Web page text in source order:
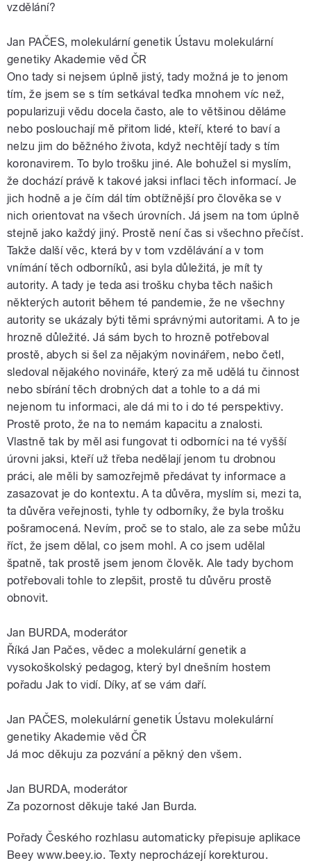
vzdělání?
Jan PAČES, molekulární genetik Ústavu molekulární
genetiky Akademie věd ČR
Ono tady si nejsem úplně jistý, tady možná je to jenom
tím, že jsem se s tím setkával teďka mnohem víc než,
popularizuji vědu docela často, ale to většinou děláme
nebo poslouchají mě přitom lidé, kteří, které to baví a
nelzu jim do běžného života, když nechtějí tady s tím
koronavirem. To bylo trošku jiné. Ale bohužel si myslím,
že dochází právě k takové jaksi inflaci těch informací. Je
jich hodně a je čím dál tím obtížnější pro člověka se v
nich orientovat na všech úrovních. Já jsem na tom úplně
stejně jako každý jiný. Prostě není čas si všechno přečíst.
Takže další věc, která by v tom vzdělávání a v tom
vnímání těch odborníků, asi byla důležitá, je mít ty
autority. A tady je teda asi trošku chyba těch našich
některých autorit během té pandemie, že ne všechny
autority se ukázaly býti těmi správnými autoritami. A to je
hrozně důležité. Já sám bych to hrozně potřeboval
prostě, abych si šel za nějakým novinářem, nebo četl,
sledoval nějakého novináře, který za mě udělá tu činnost
nebo sbírání těch drobných dat a tohle to a dá mi
nejenom tu informaci, ale dá mi to i do té perspektivy.
Prostě proto, že na to nemám kapacitu a znalosti.
Vlastně tak by měl asi fungovat ti odborníci na té vyšší
úrovni jaksi, kteří už třeba nedělají jenom tu drobnou
práci, ale měli by samozřejmě předávat ty informace a
zasazovat je do kontextu. A ta důvěra, myslím si, mezi ta,
ta důvěra veřejnosti, tyhle ty odborníky, že byla trošku
pošramocená. Nevím, proč se to stalo, ale za sebe můžu
říct, že jsem dělal, co jsem mohl. A co jsem udělal
špatně, tak prostě jsem jenom člověk. Ale tady bychom
potřebovali tohle to zlepšit, prostě tu důvěru prostě
obnovit.
Jan BURDA, moderátor
Říká Jan Pačes, vědec a molekulární genetik a
vysokoškolský pedagog, který byl dnešním hostem
pořadu Jak to vidí. Díky, ať se vám daří.
Jan PAČES, molekulární genetik Ústavu molekulární
genetiky Akademie věd ČR
Já moc děkuju za pozvání a pěkný den všem.
Jan BURDA, moderátor
Za pozornost děkuje také Jan Burda.
Pořady Českého rozhlasu automaticky přepisuje aplikace
Beey www.beey.io. Texty neprocházejí korekturou.